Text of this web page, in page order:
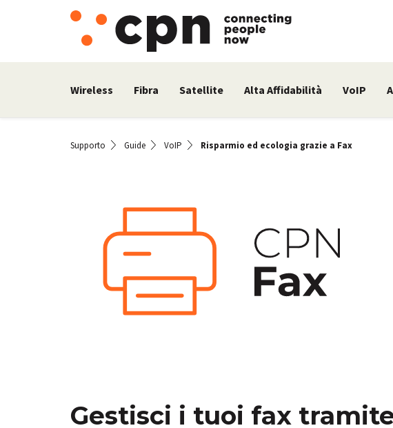
Wireless Fibra Satellite Alta Affidabilità VoIP
Supporto Guide VoIP Risparmio ed ecologia grazie a Fax
Gestisci i tuoi fax